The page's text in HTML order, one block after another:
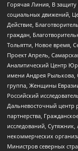
Горячая Линия, В защиту
социальных движений,
Действие,
граждан,
Тольятти, Новое время,
Проект Апрель,
Аналитический Центр
имени Андрея
группа, Женщины
Российский
Дальневосточный центр
партнерства,
исследований,
некоммерческих
Министров северных